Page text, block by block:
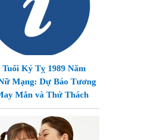
Kỷ Tỵ 1989 Năm
Mạng: Dự Báo Tương
Mắn và Thử Thách